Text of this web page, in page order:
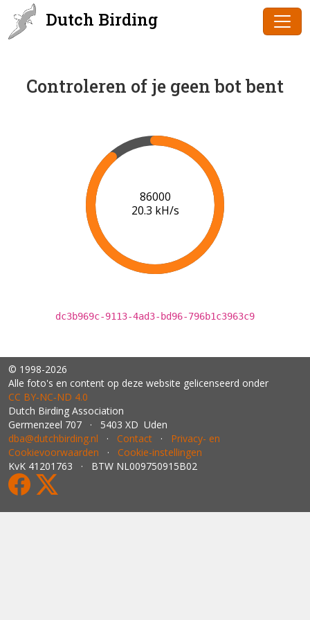
Dutch Birding
Controleren of je geen bot bent
86000
20.3 kH/s
dc3b969c-9113-4ad3-bd96-796b1c3963c9
© 1998-2026
Alle foto's en content op deze website gelicenseerd onder
CC BY‑NC‑ND 4.0
Dutch Birding Association
Germenzeel 707 · 5403 XD Uden
dba@dutchbirding.nl · Contact · Privacy- en
Cookievoorwaarden · Cookie-instellingen
KvK 41201763 · BTW NL009750915B02